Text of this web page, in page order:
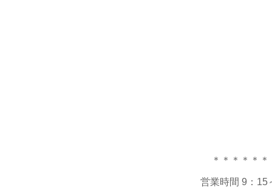
＊＊＊＊＊
営業時間 9：15